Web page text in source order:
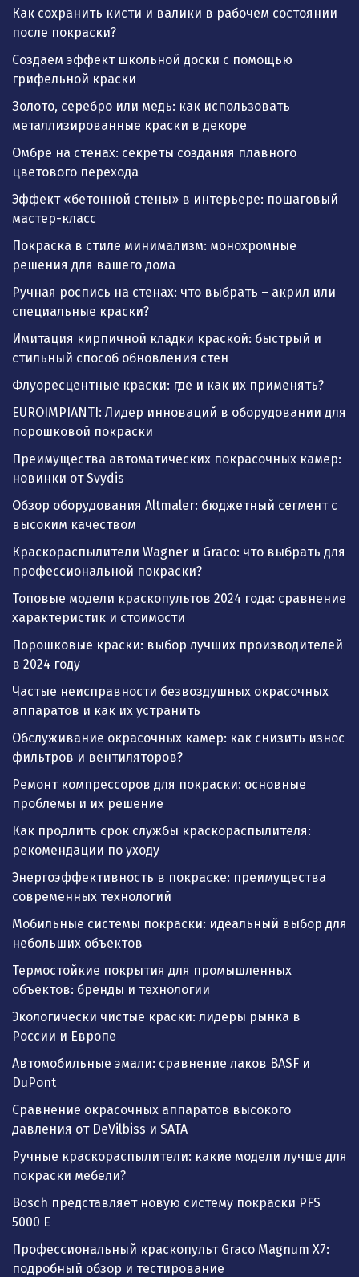
Как сохранить кисти и валики в рабочем состоянии
после покраски?
Создаем эффект школьной доски с помощью
грифельной краски
Золото, серебро или медь: как использовать
металлизированные краски в декоре
Омбре на стенах: секреты создания плавного
цветового перехода
Эффект «бетонной стены» в интерьере: пошаговый
мастер-класс
Покраска в стиле минимализм: монохромные
решения для вашего дома
Ручная роспись на стенах: что выбрать – акрил или
специальные краски?
Имитация кирпичной кладки краской: быстрый и
стильный способ обновления стен
Флуоресцентные краски: где и как их применять?
EUROIMPIANTI: Лидер инноваций в оборудовании для
порошковой покраски
Преимущества автоматических покрасочных камер:
новинки от Svydis
Обзор оборудования Altmaler: бюджетный сегмент с
высоким качеством
Краскораспылители Wagner и Graco: что выбрать для
профессиональной покраски?
Топовые модели краскопультов 2024 года: сравнение
характеристик и стоимости
Порошковые краски: выбор лучших производителей
в 2024 году
Частые неисправности безвоздушных окрасочных
аппаратов и как их устранить
Обслуживание окрасочных камер: как снизить износ
фильтров и вентиляторов?
Ремонт компрессоров для покраски: основные
проблемы и их решение
Как продлить срок службы краскораспылителя:
рекомендации по уходу
Энергоэффективность в покраске: преимущества
современных технологий
Мобильные системы покраски: идеальный выбор для
небольших объектов
Термостойкие покрытия для промышленных
объектов: бренды и технологии
Экологически чистые краски: лидеры рынка в
России и Европе
Автомобильные эмали: сравнение лаков BASF и
DuPont
Сравнение окрасочных аппаратов высокого
давления от DeVilbiss и SATA
Ручные краскораспылители: какие модели лучше для
покраски мебели?
Bosch представляет новую систему покраски PFS
5000 E
Профессиональный краскопульт Graco Magnum X7:
подробный обзор и тестирование